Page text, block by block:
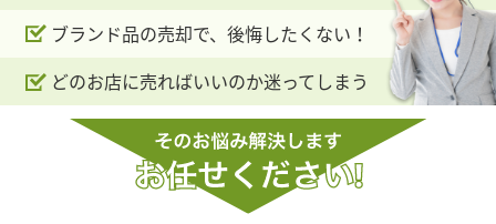
ブランド品の売却で、後悔したくない！
どのお店に売ればいいのか迷ってしまう